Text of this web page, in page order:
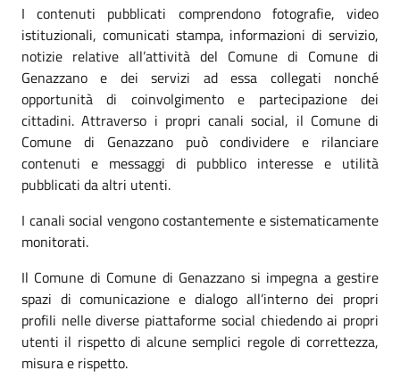
I contenuti pubblicati comprendono fotografie, video
istituzionali, comunicati stampa, informazioni di servizio,
notizie relative all’attività del Comune di Comune di
Genazzano e dei servizi ad essa collegati nonché
opportunità di coinvolgimento e partecipazione dei
cittadini. Attraverso i propri canali social, il Comune di
Comune di Genazzano può condividere e rilanciare
contenuti e messaggi di pubblico interesse e utilità
pubblicati da altri utenti.
I canali social vengono costantemente e sistematicamente
monitorati.
Il Comune di Comune di Genazzano si impegna a gestire
spazi di comunicazione e dialogo all’interno dei propri
profili nelle diverse piattaforme social chiedendo ai propri
utenti il rispetto di alcune semplici regole di correttezza,
misura e rispetto.